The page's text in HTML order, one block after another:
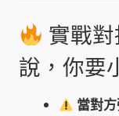
昇銳電子(HI
實戰
說，你要
當對